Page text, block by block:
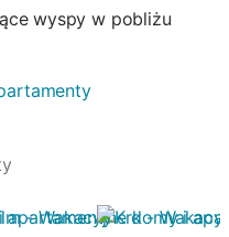
wyspy w pobliżu